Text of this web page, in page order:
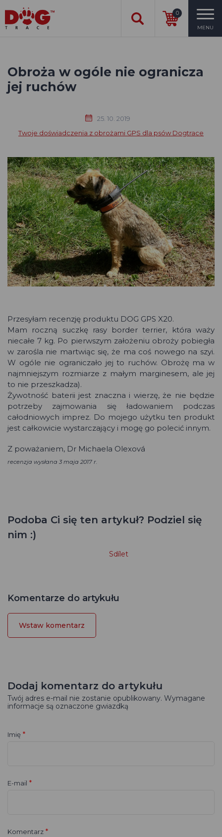
0
MENU
Obroża w ogóle nie ogranicza
jej ruchów
25. 10. 2019
Twoje doświadczenia z obrożami GPS dla psów Dogtrace
Przesyłam recenzję produktu DOG GPS X20.
Mam roczną suczkę rasy border terrier, która waży
niecałe 7 kg. Po pierwszym założeniu obroży pobiegła
w zarośla nie martwiąc się, że ma coś nowego na szyi.
W ogóle nie ograniczało jej to ruchów. Obrożę ma w
najmniejszym rozmiarze z małym marginesem, ale jej
to nie przeszkadza).
Żywotność baterii jest znaczna i wierzę, że nie będzie
potrzeby zajmowania się ładowaniem podczas
całodniowych imprez. Do mojego użytku ten produkt
jest całkowicie wystarczający i mogę go polecić innym.
Z poważaniem, Dr Michaela Olexová
recenzja wysłana 3 maja 2017 r.
Podoba Ci się ten artykuł? Podziel się
nim :)
Sdílet
Komentarze do artykułu
Wstaw komentarz
Dodaj komentarz do artykułu
Twój adres e-mail nie zostanie opublikowany. Wymagane
informacje są oznaczone gwiazdką
Imię *
E-mail *
Komentarz *